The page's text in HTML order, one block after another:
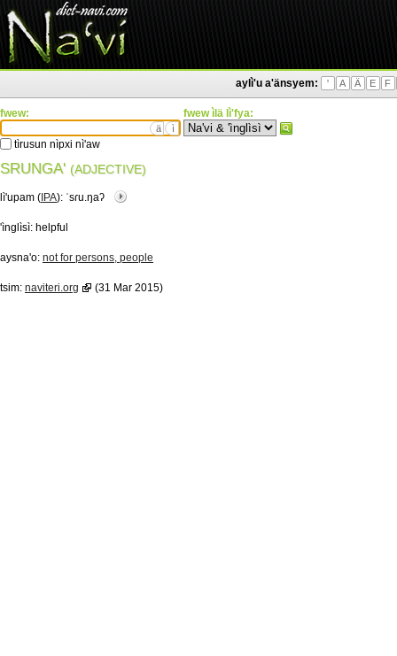
aylì'u a'änsyem: ' A Ä E F
fwew:
ä ì
tìrusun nìpxi nì'aw
fwew ìlä lì'fya:
SRUNGA' (ADJECTIVE)
lì'upam ( IPA): ˈsɾu.ŋaʔ
'ìnglìsì: helpful
aysna'o: not for persons, people
tsim: naviteri.org (31 Mar 2015)